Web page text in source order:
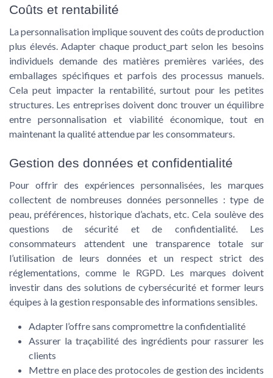
Coûts et rentabilité
La personnalisation implique souvent des coûts de production
plus élevés. Adapter chaque product_partselon les besoins
individuels demande des matières premières variées, des
emballages spécifiques et parfois des processus manuels.
Cela peut impacter la rentabilité, surtout pour les petites
structures. Les entreprises doivent donc trouver un équilibre
entre personnalisation et viabilité économique, tout en
maintenant la qualité attendue par les consommateurs.
Gestion des données et confidentialité
Pour offrir des expériences personnalisées, les marques
collectent de nombreuses données personnelles : type de
peau, préférences, historique d’achats, etc. Cela soulève des
questions de sécurité et de confidentialité. Les
consommateurs attendent une transparence totale sur
l’utilisation de leurs données et un respect strict des
réglementations, comme le RGPD. Les marques doivent
investir dans des solutions de cybersécurité et former leurs
équipes à la gestion responsable des informations sensibles.
Adapter l’offre sans compromettre la confidentialité
Assurer la traçabilité des ingrédients pour rassurer les
clients
Mettre en place des protocoles de gestion des incidents